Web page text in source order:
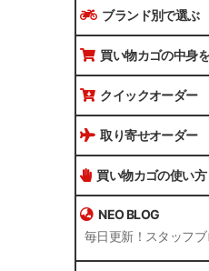
ブランド別で選ぶ
買い物カゴの中身
クイックオーダー
取り寄せオーダー
買い物カゴの使い方
NEO BLOG
毎日更新！スタッフブ